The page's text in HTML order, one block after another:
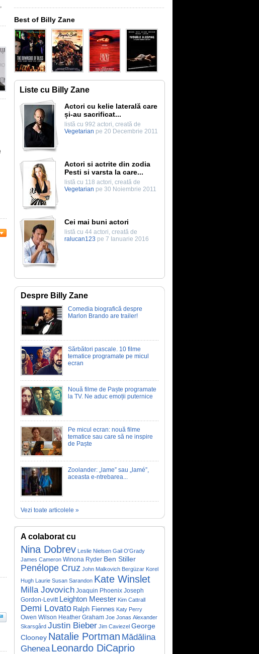
Best of Billy Zane
Liste cu Billy Zane
Actori cu kelie laterală care
și-au sacrificat...
listă cu 992 actori, creată de
Vegetarian pe 20 Decembrie 2011
Actori si actrite din zodia
Pesti si varsta la care...
listă cu 118 actori, creată de
Vegetarian pe 30 Noiembrie 2011
Cei mai buni actori
listă cu 44 actori, creată de
ralucan123 pe 7 Ianuarie 2016
Despre Billy Zane
Comedia biografică despre
Marlon Brando are trailer!
Sărbători pascale. 10 filme
tematice programate pe micul
ecran
Nouă filme de Paște programate
la TV. Ne aduc emoții puternice
Pe micul ecran: nouă filme
tematice sau care să ne inspire
de Paște
Zoolander: „lame” sau „lamé”,
aceasta e-ntrebarea...
Vezi toate articolele »
A colaborat cu
Nina Dobrev Leslie Nielsen Gail O'Grady
James Cameron Winona Ryder Ben Stiller
Penélope Cruz John Malkovich Bergüzar Korel
Hugh Laurie Susan Sarandon Kate Winslet
Milla Jovovich Joaquin Phoenix Joseph
Gordon-Levitt Leighton Meester Kim Cattrall
Demi Lovato Ralph Fiennes Katy Perry
Owen Wilson Heather Graham Joe Jonas Alexander
Skarsgård Justin Bieber Jim Caviezel George
Clooney Natalie Portman Mădălina
Ghenea Leonardo DiCaprio